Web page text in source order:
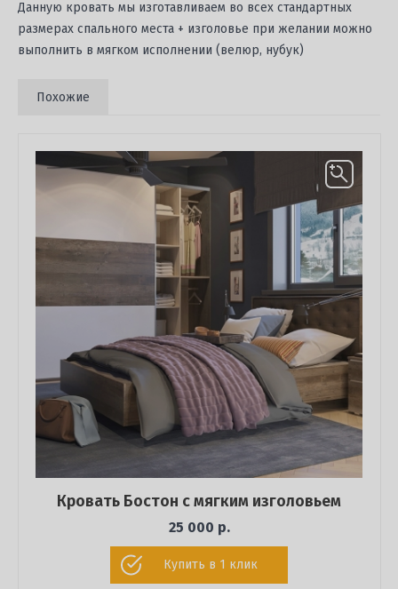
Данную кровать мы изготавливаем во всех стандартных
размерах спального места + изголовье при желании можно
выполнить в мягком исполнении (велюр, нубук)
Похожие
Кровать Бостон с мягким изголовьем
25 000 р.
Купить в 1 клик